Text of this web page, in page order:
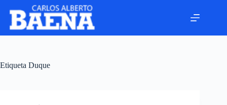
Etiqueta Duque